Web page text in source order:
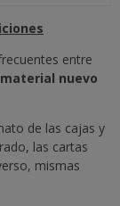
entre
nuevo
de las cajas y
las cartas
mismas